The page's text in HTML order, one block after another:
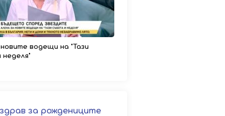
водещи на "Тази
за рождениците